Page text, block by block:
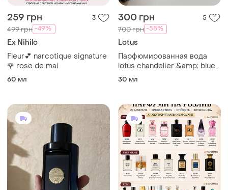
259 грн 3
499 грн -49%
Ex Nihilo
Fleur💕 narcotique signature
🌹 rose de mai
60 мл
300 грн 5
700 грн -58%
Lotus
Парфюмированная вода
lotus chandelier &amp; blues
для мужчин
30 мл